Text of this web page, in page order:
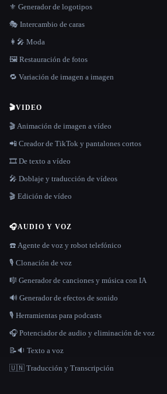
⚜️ Generador de logotipos
🎭 Intercambio de caras
👩‍🎤 Moda
🖼️ Restauración de fotos
🔁 Variación de imagen a imagen
🎬VIDEO
🎬 Animación de imagen a vídeo
📲 Creador de TikTok y pantalones cortos
🎞️ De texto a vídeo
🎤 Doblaje y traducción de vídeos
🎬 Edición de vídeo
🎧AUDIO Y VOZ
☎️ Agente de voz y robot telefónico
🎙️ Clonación de voz
🎼 Generador de canciones y música con IA
🔊 Generador de efectos de sonido
🎙️ Herramientas para podcasts
🎧 Potenciador de audio y eliminación de voz
📝🔉 Texto a voz
🇺🇳 Traducción y Transcripción